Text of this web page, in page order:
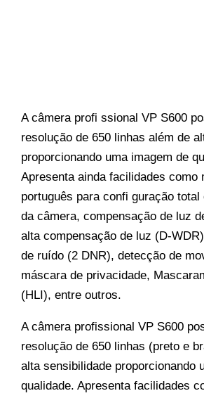
A câmera profi ssional VP S600
resolução de 650 linhas além de
proporcionando uma imagem de
Apresenta ainda facilidades como
português para confi guração total
da câmera, compensação de luz
alta compensação de luz (D-
de ruído (2 DNR), detecção de
máscara de privacidade,
(HLI), entre outros.
A câmera profissional VP S600
resolução de 650 linhas (preto e
alta sensibilidade proporcionando
qualidade. Apresenta facilidades